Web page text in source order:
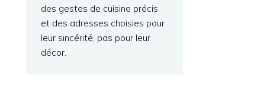
des gestes de cuisine précis
et des adresses choisies pour
leur sincérité, pas pour leur
décor.